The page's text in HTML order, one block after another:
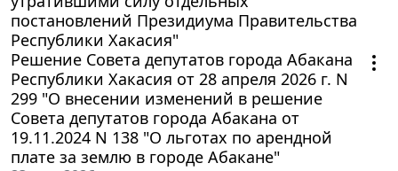
постановлений Президиума Правительства
Республики Хакасия"
Решение Совета депутатов города Абакана
Республики Хакасия от 28 апреля 2026 г. N
299 "О внесении изменений в решение
Совета депутатов города Абакана от
19.11.2024 N 138 "О льготах по арендной
плате за землю в городе Абакане"